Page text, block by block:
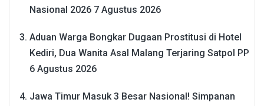
Nasional 2026 7 Agustus 2026
Aduan Warga Bongkar Dugaan Prostitusi di Hotel
Kediri, Dua Wanita Asal Malang Terjaring Satpol PP
6 Agustus 2026
Jawa Timur Masuk 3 Besar Nasional! Simpanan